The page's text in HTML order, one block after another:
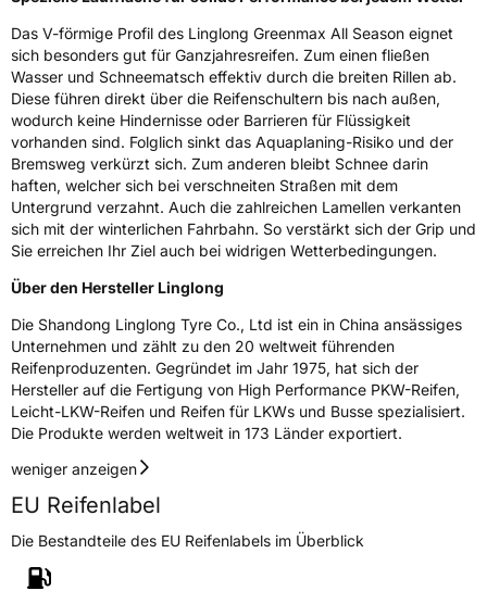
ZustandNeureifen
M+SJa
Verstärkt XL
EU Label
Nasshaftung C
Rollgeräusch (Klasse)B
Rollgeräusch (dB) 72
3PMSF / Schneeflockensymbol / Alpine-Symbol
EPREL ID
Das V-förmige Profil des Linglong Greenmax All Season eignet
sich besonders gut für Ganzjahresreifen. Zum einen fließen
Wasser und Schneematsch effektiv durch die breiten Rillen ab.
Diese führen direkt über die Reifenschultern bis nach außen,
wodurch keine Hindernisse oder Barrieren für Flüssigkeit
vorhanden sind. Folglich sinkt das Aquaplaning-Risiko und der
Bremsweg verkürzt sich. Zum anderen bleibt Schnee darin
haften, welcher sich bei verschneiten Straßen mit dem
Untergrund verzahnt. Auch die zahlreichen Lamellen verkanten
sich mit der winterlichen Fahrbahn. So verstärkt sich der Grip und
Sie erreichen Ihr Ziel auch bei widrigen Wetterbedingungen.
Über den Hersteller Linglong
Die Shandong Linglong Tyre Co., Ltd ist ein in China ansässiges
Unternehmen und zählt zu den 20 weltweit führenden
Reifenproduzenten. Gegründet im Jahr 1975, hat sich der
Hersteller auf die Fertigung von High Performance PKW-Reifen,
Leicht-LKW-Reifen und Reifen für LKWs und Busse spezialisiert.
Die Produkte werden weltweit in 173 Länder exportiert.
weniger anzeigen
EU Reifenlabel
Die Bestandteile des EU Reifenlabels im Überblick